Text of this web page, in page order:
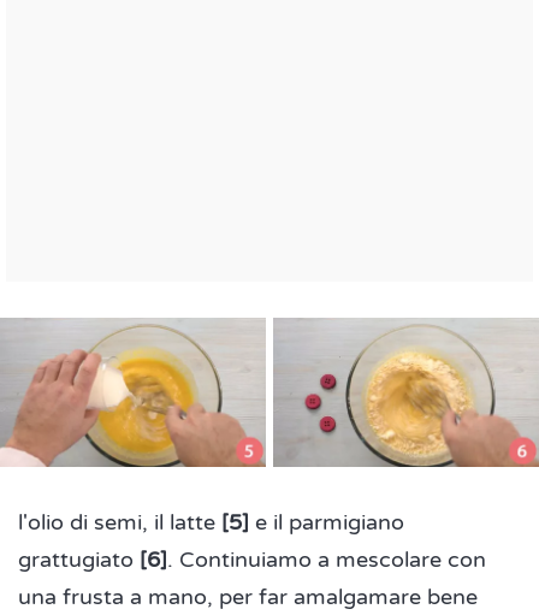
l'olio di semi, il latte [5] e il parmigiano
grattugiato [6]. Continuiamo a mescolare con
una frusta a mano, per far amalgamare bene